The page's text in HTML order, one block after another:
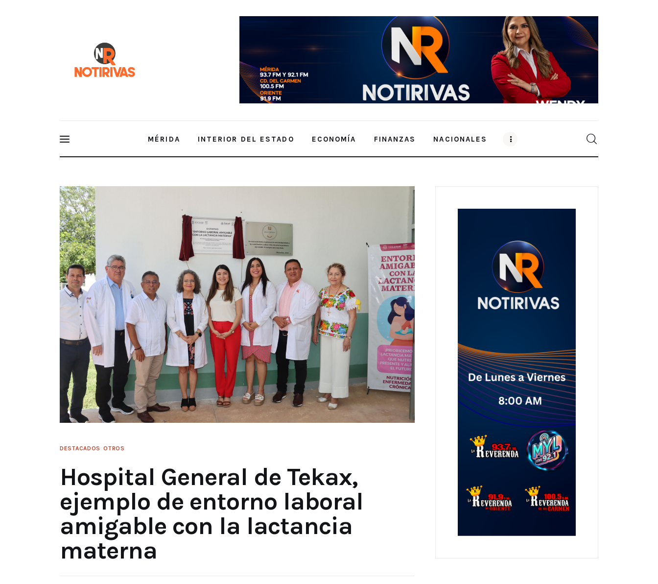
MÉRIDA INTERIOR DEL ESTADO ECONOMÍA FINANZAS NACIONALES
Hospital General de Tekax, ejemplo de entorno laboral amigable con la lactancia
DESTACADOS OTROS
Hospital General de Tekax,
ejemplo de entorno laboral
amigable con la lactancia
materna